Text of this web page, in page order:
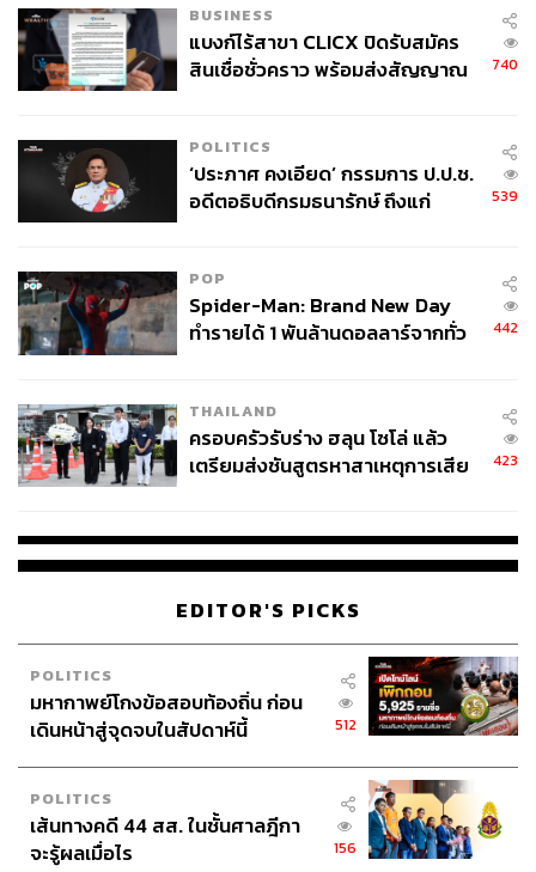
ตลาดบ้านโซนรถไฟฟ้าสายสีส้มเจอความท้าทาย
อย่างไรก็ตาม ประเมินว่าความท้าทายหลักของตลาดที่อยู่
อาศัยทำเลรถไฟฟ้าสายสีส้ม ส่วนตะวันออก คือจำนวนหน่วย
ที่อยู่อาศัยคงเหลือในทำเลดังกล่าวยังมีจำนวนมาก โดยหาก
เทียบข้อมูลตัวเลขช่วง 6 เดือนแรกของปี 2567 เทียบกับช่วง
ตัวขึ้นถึง 13%
ขณะที่โครงการคอนโดมิเนียมมีการขยายตัวประมาณ 5%
ทำเลรถไฟฟ้าสายสีส้ม ส่วนตะวันออก
นอกจากนี้จะเห็นได้ว่าโครงการที่อยู่อาศัยดังกล่าวจะเน้นใน
กลุ่มผู้ที่มีรายได้ระดับกลางลงมา ซึ่งสอดคล้องกับภาพรวมขอ
ปัญหาค่าครองชีพรวมถึงการเข้าถึงสินเชื่อที่อยู่อาศัย ซึ่งอาจ
ต้องรอการฟื้นตัวของตลาดที่อยู่อาศัยโดยรวม
การเปิดให้บริการรถไฟฟ้าสายสีส้ม ส่วนตะวันออก โดยช่วงที่
ผ่านมาหลังจากการก่อสร้างโครงการแล้วเสร็จ จะส่งผลให้
ราคาประเมินที่ดินหลายพื้นที่พุ่งสูงขึ้น ซึ่งจะเป็นแรงกดดันใน
การตั้งราคาขายที่อยู่อาศัย ส่งผลให้มีราคาสูงขึ้นตาม และจะ
เป็นข้อจำกัดที่สำคัญในการเข้าถึงที่อยู่อาศัยในบริเวณดัง
กล่าว
ภาพ:abydos / Shutterstock
BUSINESS
แบงก์ไร้สาขา CLICX ปิดรับสมัคร
สินเชื่อชั่วคราว พร้อมส่งสัญญาณ
740
POLITICS
‘ประภาศ คงเอียด’ กรรมการ ป.ป.ช.
อดีตอธิบดีกรมธนารักษ์ ถึงแก่
539
POP
Spider-Man: Brand New Day
ทำรายได้ 1 พันล้านดอลลาร์จากทั่ว
442
THAILAND
ครอบครัวรับร่าง ฮลุน โซโล่ แล้ว
เตรียมส่งชันสูตรหาสาเหตุการเสีย
423
EDITOR'S PICKS
POLITICS
มหากาพย์โกงข้อสอบท้องถิ่น ก่อน
เดินหน้าสู่จุดจบในสัปดาห์นี้
512
POLITICS
เส้นทางคดี 44 สส. ในชั้นศาลฎีกา
จะรู้ผลเมื่อไร
156